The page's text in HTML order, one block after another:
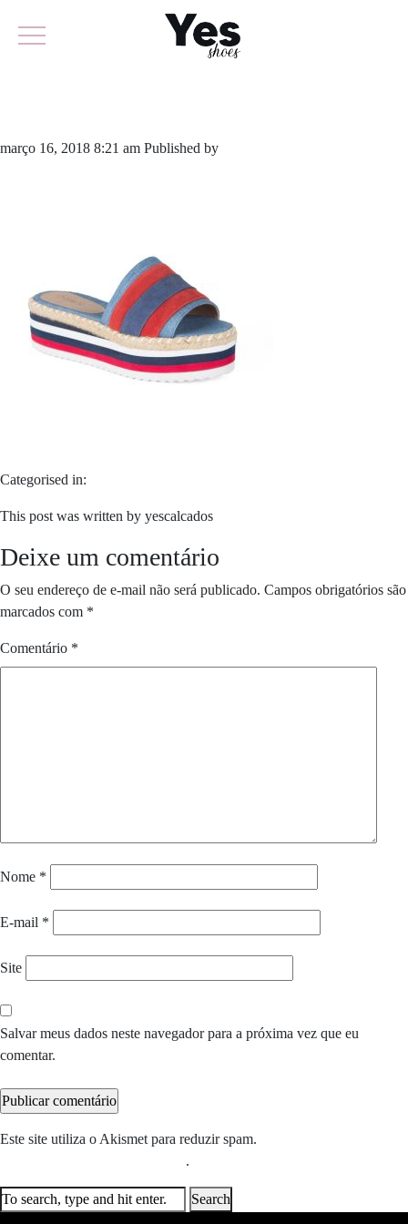
março 16, 2018 8:21 am Published by
Categorised in:
This post was written by yescalcados
Deixe um comentário
O seu endereço de e-mail não será publicado. Campos obrigatórios são
marcados com *
Comentário *
Nome *
E-mail *
Site
Salvar meus dados neste navegador para a próxima vez que eu
comentar.
Este site utiliza o Akismet para reduzir spam.
.
Search